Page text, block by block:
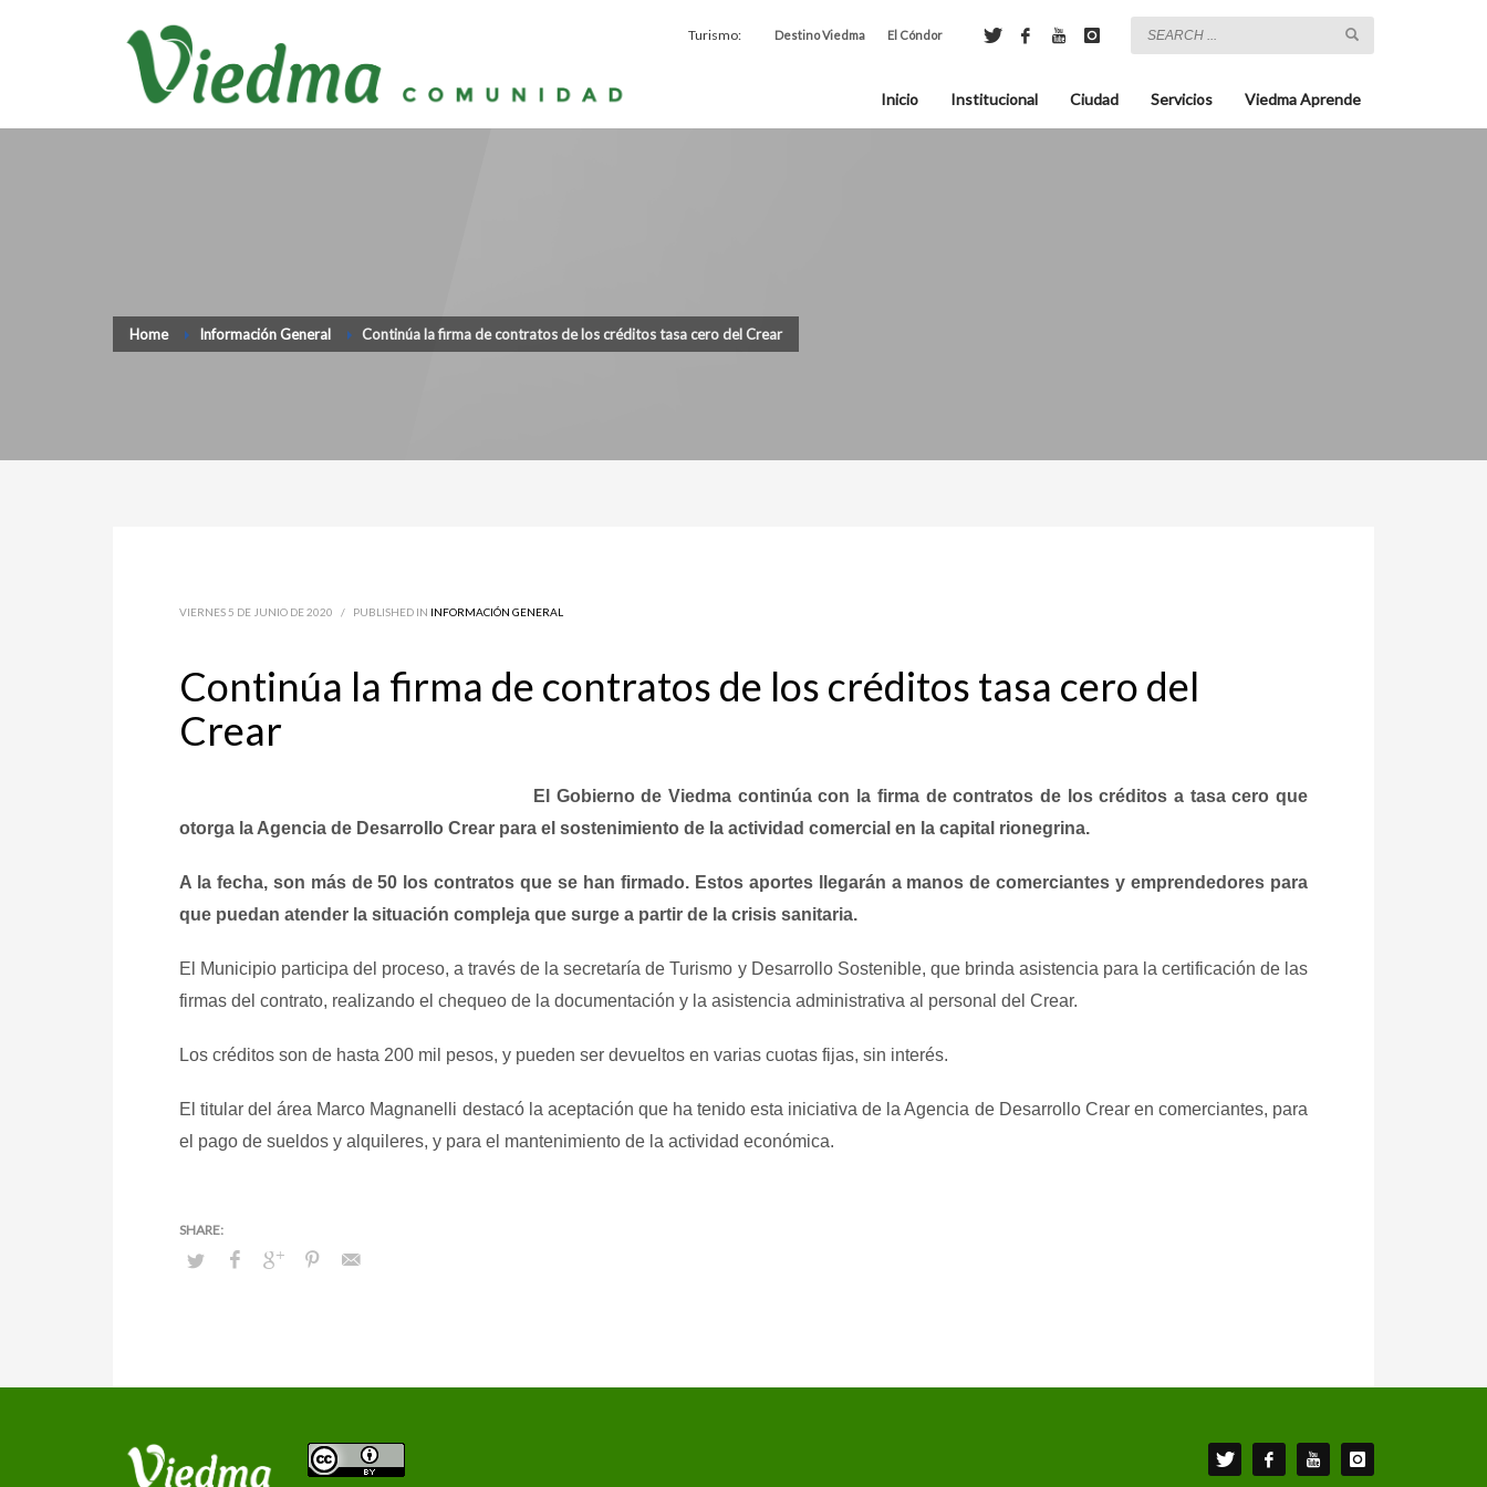
Turismo: Destino Viedma El Cóndor
Inicio Institucional Ciudad Servicios Viedma Aprende
Home Información General Continúa la firma de contratos de los créditos tasa cero del Crear
VIERNES 5 DE JUNIO DE 2020 / PUBLISHED IN INFORMACIÓN GENERAL
Continúa la firma de contratos de los créditos tasa cero del
Crear
El Gobierno de Viedma continúa con la firma de contratos de los créditos a tasa cero que
otorga la Agencia de Desarrollo Crear para el sostenimiento de la actividad comercial en la capital rionegrina.
A la fecha, son más de 50 los contratos que se han firmado. Estos aportes llegarán a manos de comerciantes y emprendedores para
que puedan atender la situación compleja que surge a partir de la crisis sanitaria.
El Municipio participa del proceso, a través de la secretaría de Turismo y Desarrollo Sostenible, que brinda asistencia para la certificación de las
firmas del contrato, realizando el chequeo de la documentación y la asistencia administrativa al personal del Crear.
Los créditos son de hasta 200 mil pesos, y pueden ser devueltos en varias cuotas fijas, sin interés.
El titular del área Marco Magnanelli destacó la aceptación que ha tenido esta iniciativa de la Agencia de Desarrollo Crear en comerciantes, para
el pago de sueldos y alquileres, y para el mantenimiento de la actividad económica.